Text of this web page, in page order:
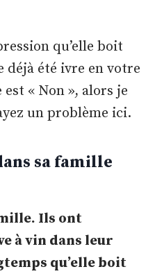
qu’elle boit
déjà été ivre en votre
est « Non », alors je
un problème ici.
sa famille
Ils ont
à vin dans leur
qu’elle boit